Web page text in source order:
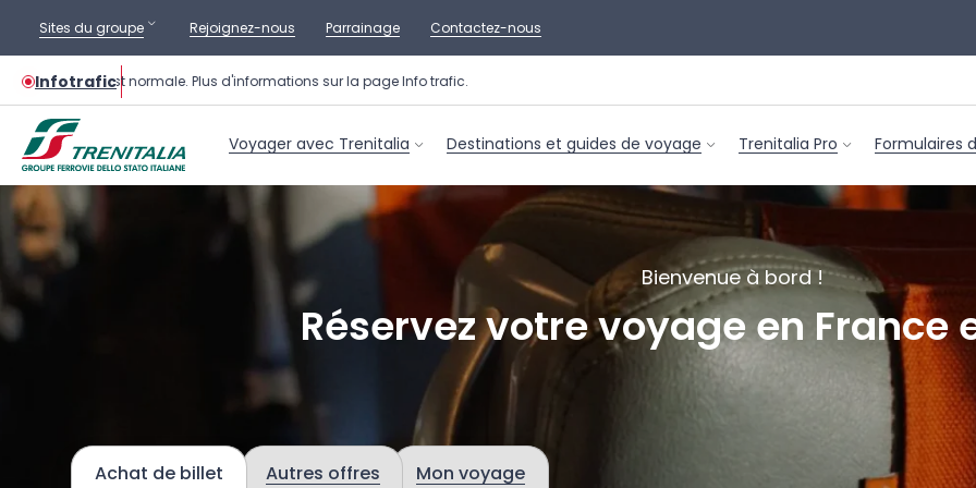
Sites du groupe Rejoignez-nous Parrainage Contactez-nous
Infotrafic
est normale. Plus d'informations sur la page Info trafic.
Voyager avec Trenitalia Destinations et guides de voyage Trenitalia Pro
Formulaires
Bienvenue à bord !
Réservez votre voyage en France
Achat de billet Autres offres Mon voyage